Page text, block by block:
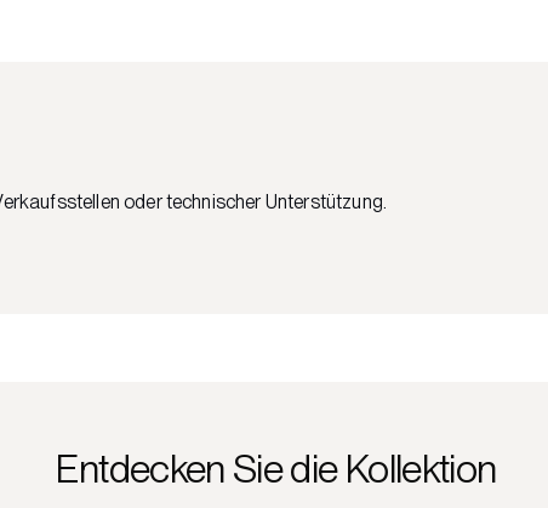
oder technischer Unterstützung.
Entdecken Sie die Kollektion